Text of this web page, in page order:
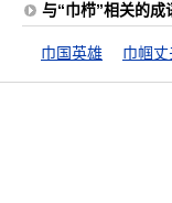
与“巾栉”相关的成
巾国英雄 巾帼丈